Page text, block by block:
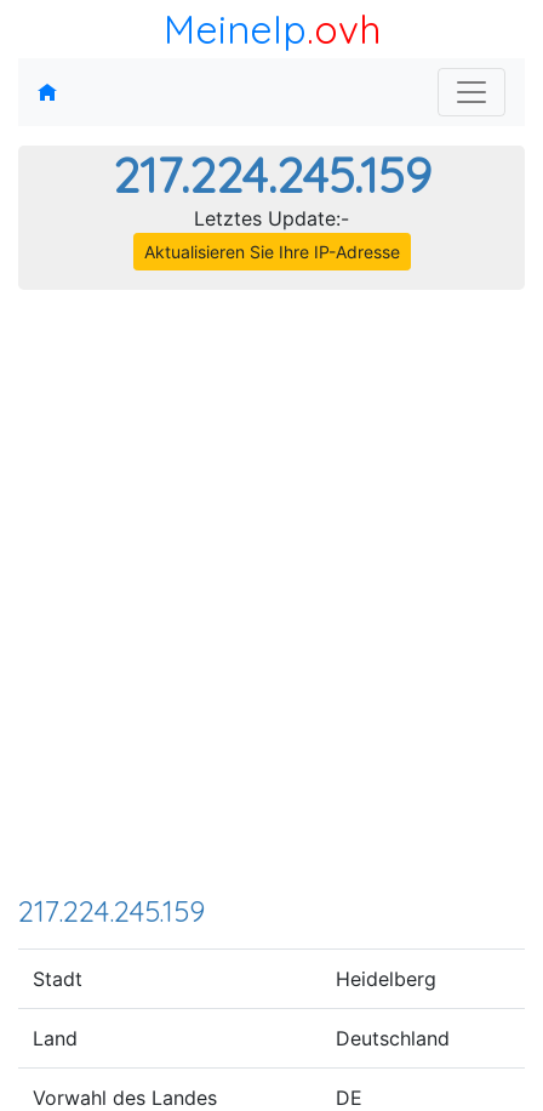
MeineIp.ovh
217.224.245.159
Letztes Update:-
Aktualisieren Sie Ihre IP-Adresse
217.224.245.159
Stadt Heidelberg
Land Deutschland
Vorwahl des Landes DE